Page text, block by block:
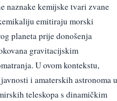
naznake kemijske tvari zvane
emitiraju morski
planeta prije donošenja
gravitacijskim
U ovom kontekstu,
i amaterskih astronoma u
teleskopa s dinamičkim